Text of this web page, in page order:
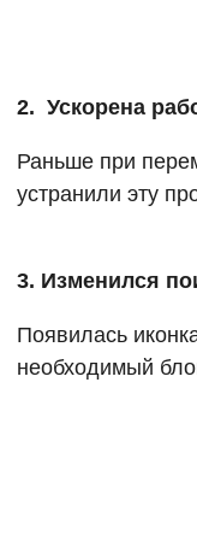
2. Ускорена
Раньше при
устранили эту
3. Изменился
Появилась
необходимый